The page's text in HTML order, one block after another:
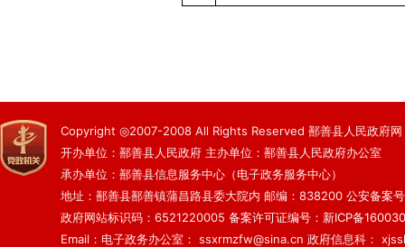
Copyright ◎2007-2008 All Rights Reserved 鄯善县人民政府网
开办单位：鄯善县人民政府 主办单位：鄯善县人民政府办公室
承办单位：鄯善县信息服务中心（电子政务服务中心）
地址：鄯善县鄯善镇蒲昌路县委大院内 邮编：838200 公安备案
政府网站标识码：6521220005 备案许可证编号：新ICP备
Email：电子政务办公室： ssxrmzfw@sina.cn 政府信息科：